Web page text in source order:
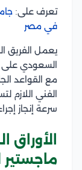
تعرف على:
في مصر
يعمل الفريق
السعودي على
مع القواعد
الفني اللازم
سرعة إنجاز
ماجستير